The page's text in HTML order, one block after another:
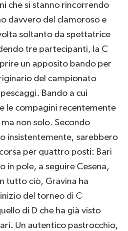
che si stanno rincorrendo
davvero del clamoroso e
soltanto da spettatrice
tre partecipanti, la C
un apposito bando per
del campionato
Bando a cui
le compagini recentemente
non solo. Secondo
insistentemente, sarebbero
per quattro posti: Bari
in pole, a seguire Cesena,
tutto ciò, Gravina ha
del torneo di C
di D che ha già visto
Un autentico pastrocchio,